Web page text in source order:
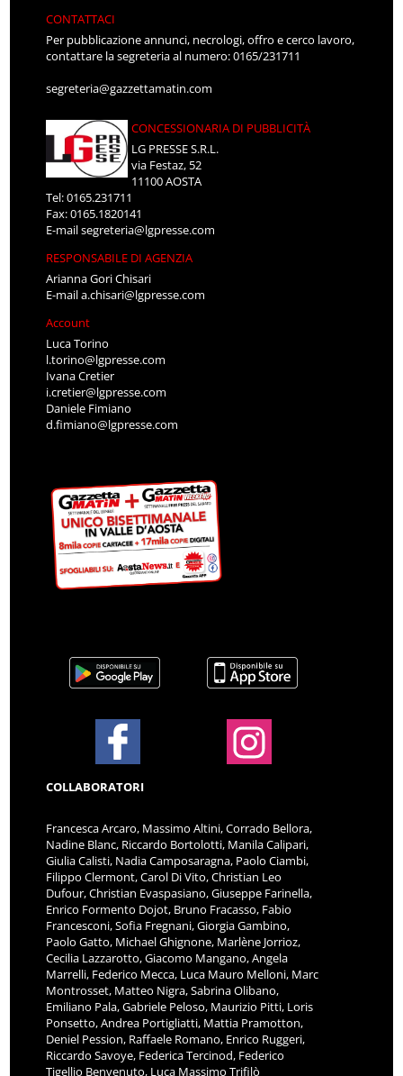
CONTATTACI
Per pubblicazione annunci, necrologi, offro e cerco lavoro,
contattare la segreteria al numero: 0165/231711
segreteria@gazzettamatin.com
CONCESSIONARIA DI PUBBLICITÀ
LG PRESSE S.R.L.
via Festaz, 52
11100 AOSTA
Tel: 0165.231711
Fax: 0165.1820141
E-mailsegreteria@lgpresse.com
RESPONSABILE DI AGENZIA
Arianna Gori Chisari
E-maila.chisari@lgpresse.com
Account
Luca Torino
l.torino@lgpresse.com
Ivana Cretier
i.cretier@lgpresse.com
Daniele Fimiano
d.fimiano@lgpresse.com
COLLABORATORI
Francesca Arcaro, Massimo Altini, Corrado Bellora,
Nadine Blanc, Riccardo Bortolotti, Manila Calipari,
Giulia Calisti, Nadia Camposaragna, Paolo Ciambi,
Filippo Clermont, Carol Di Vito, Christian Leo
Dufour, Christian Evaspasiano, Giuseppe Farinella,
Enrico Formento Dojot, Bruno Fracasso, Fabio
Francesconi, Sofia Fregnani, Giorgia Gambino,
Paolo Gatto, Michael Ghignone, Marlène Jorrioz,
Cecilia Lazzarotto, Giacomo Mangano, Angela
Marrelli, Federico Mecca, Luca Mauro Melloni, Marc
Montrosset, Matteo Nigra, Sabrina Olibano,
Emiliano Pala, Gabriele Peloso, Maurizio Pitti, Loris
Ponsetto, Andrea Portigliatti, Mattia Pramotton,
Deniel Pession, Raffaele Romano, Enrico Ruggeri,
Riccardo Savoye, Federica Tercinod, Federico
Tigellio Benvenuto, Luca Massimo Trifilò